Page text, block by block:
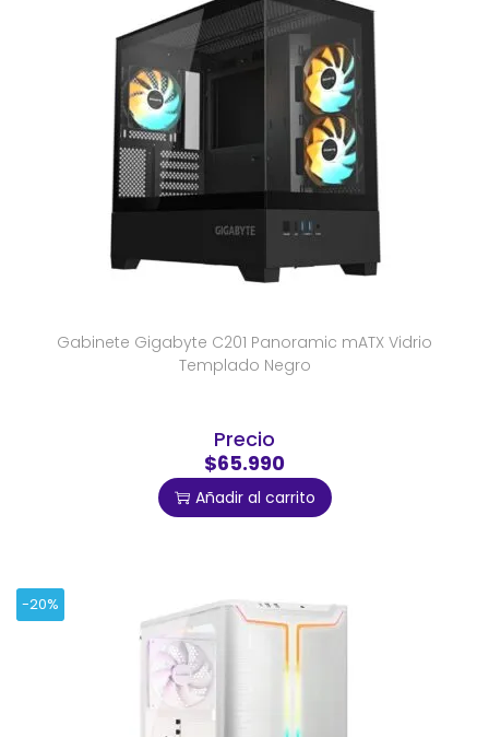
Gabinete Gigabyte C201 Panoramic mATX Vidrio
Templado Negro
Precio
$65.990
Añadir al carrito
-20%